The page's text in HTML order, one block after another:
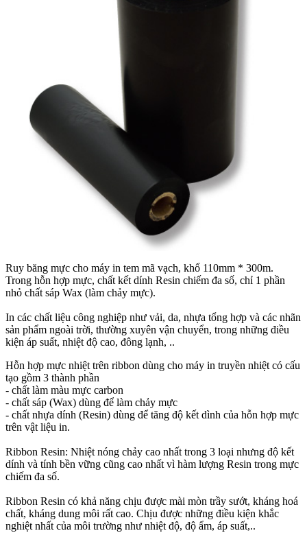
Ruy băng mực cho máy in tem mã vạch, khổ 110mm * 300m.
Trong hỗn hợp mực, chất kết dính Resin chiếm đa số, chỉ 1 phần
nhỏ chất sáp Wax (làm chảy mực).
In các chất liệu công nghiệp như vải, da, nhựa tổng hợp và các nhãn
sản phẩm ngoài trời, thường xuyên vận chuyển, trong những điều
kiện áp suất, nhiệt độ cao, đông lạnh, ..
Hỗn hợp mực nhiệt trên ribbon dùng cho máy in truyền nhiệt có cấu
tạo gồm 3 thành phần
- chất làm màu mực carbon
- chất sáp (Wax) dùng để làm chảy mực
- chất nhựa dính (Resin) dùng để tăng độ kết dình của hỗn hợp mực
trên vật liệu in.
Ribbon Resin: Nhiệt nóng chảy cao nhất trong 3 loại nhưng độ kết
dính và tính bền vững cũng cao nhất vì hàm lượng Resin trong mực
chiếm đa số.
Ribbon Resin có khả năng chịu được mài mòn trầy sướt, kháng hoá
chất, kháng dung môi rất cao. Chịu được những điều kiện khắc
nghiệt nhất của môi trường như nhiệt độ, độ ẩm, áp suất,..